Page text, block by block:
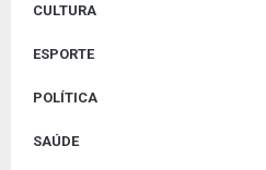
CULTURA
ESPORTE
POLÍTICA
SAÚDE